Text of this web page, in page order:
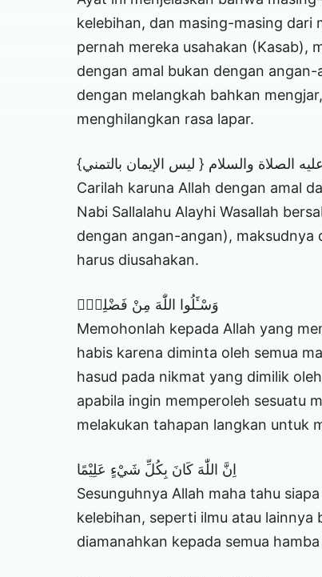
kelebihan, dan masing-masing dari
pernah mereka usahakan (Kasab),
dengan amal bukan dengan
dengan melangkah bahkan
menghilangkan rasa lapar.
الصلاة والسلام { ليس الإيمان بالتمني}
Carilah karuna Allah dengan amal
Nabi Sallalahu Alayhi Wasallah
dengan angan-angan),
harus diusahakan.
وَسْـَٔلُوا اللّٰهَ مِنْ فَضْلِهٖۗ
Memohonlah kepada Allah yang
habis karena diminta oleh semua
hasud pada nikmat yang dimilik
apabila ingin memperoleh sesuatu
melakukan tahapan langkan untuk
اِنَّ اللّٰهَ كَانَ بِكُلِّ شَيْءٍ عَلِيْمًا
Sesunguhnya Allah maha tahu
kelebihan, seperti ilmu atau
diamanahkan kepada semua